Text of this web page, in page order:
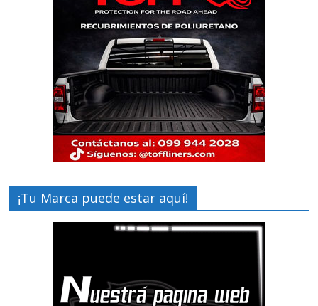
¡Tu Marca puede estar aquí!